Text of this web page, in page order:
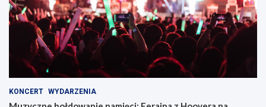
KONCERT WYDARZENIA